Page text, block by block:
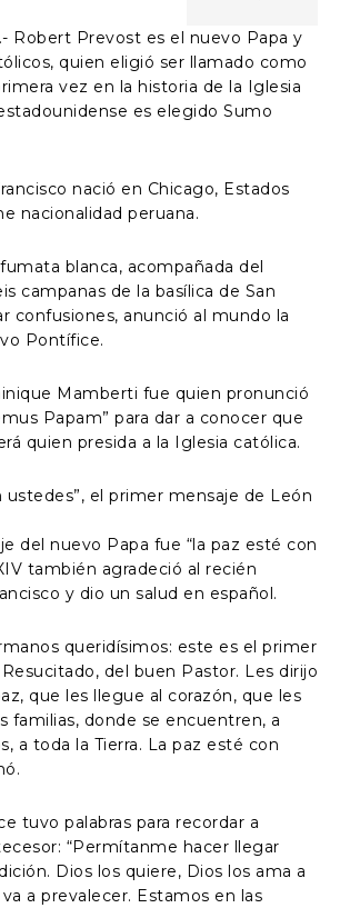
Robert Prevost es el nuevo Papa y
quien eligió ser llamado como
vez en la historia de la Iglesia
es elegido Sumo
nació en Chicago, Estados
nacionalidad peruana.
blanca, acompañada del
campanas de la basílica de San
confusiones, anunció al mundo la
Pontífice.
Mamberti fue quien pronunció
Papam” para dar a conocer que
quien presida a la Iglesia católica.
ustedes”, el primer mensaje de León
del nuevo Papa fue “la paz esté con
también agradeció al recién
y dio un salud en español.
queridísimos: este es el primer
del buen Pastor. Les dirijo
que les llegue al corazón, que les
familias, donde se encuentren, a
a toda la Tierra. La paz esté con
tuvo palabras para recordar a
“Permítanme hacer llegar
Dios los quiere, Dios los ama a
a prevalecer. Estamos en las